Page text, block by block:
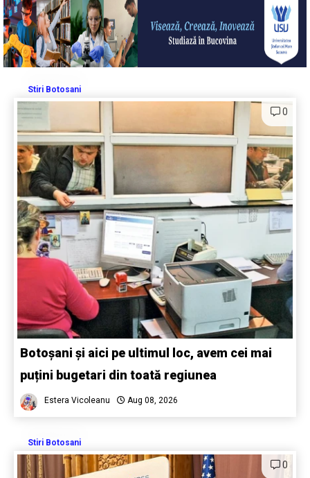
Stiri Botosani
0
Botoșani și aici pe ultimul loc, avem cei mai
puțini bugetari din toată regiunea
Estera Vicoleanu Aug 08, 2026
Stiri Botosani
0